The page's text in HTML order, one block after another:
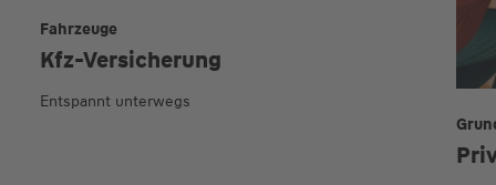
Kfz-Versicherung
Fahrzeuge
Entspannt unterwegs